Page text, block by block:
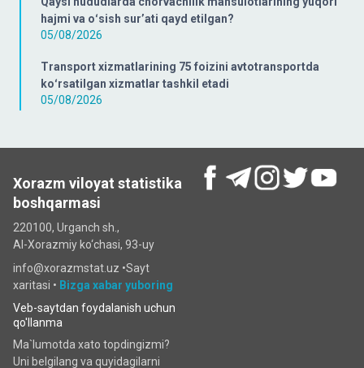
hajmi va oʻsish surʼati qayd etilgan?
05/08/2026
Transport xizmatlarining 75 foizini avtotransportda
koʻrsatilgan xizmatlar tashkil etadi
05/08/2026
Xorazm viloyat statistika
boshqarmasi
220100, Urganch sh.,
Al-Xorazmiy ko‘chаsi, 93-uy
info@xorazmstat.uz •Sayt
xaritasi • Bizga xabar yuboring
Veb-saytdan foydalanish uchun
qo'llanma
Ma`lumotda xato topdingizmi?
Uni belgilang va quyidagilarni